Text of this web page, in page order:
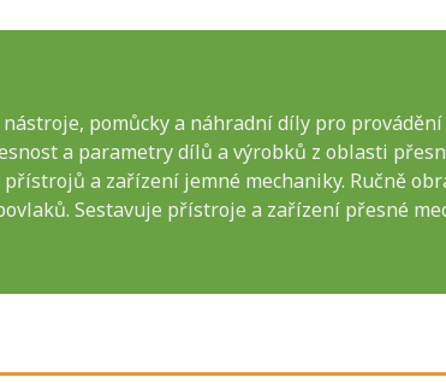
pomůcky a náhradní díly pro
a parametry dílů a výrobků z oblasti
a zařízení jemné mechaniky. Ručně
Sestavuje přístroje a zařízení přesné